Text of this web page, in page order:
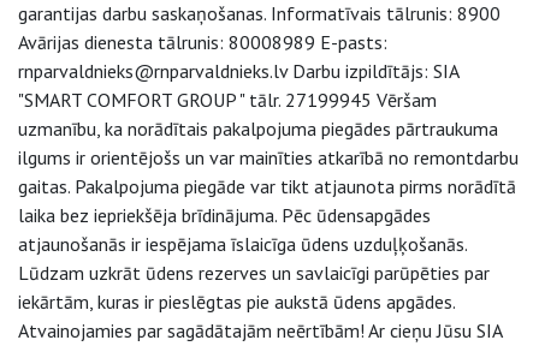
garantijas darbu saskaņošanas. Informatīvais tālrunis: 8900
Avārijas dienesta tālrunis: 80008989 E-pasts:
rnparvaldnieks@rnparvaldnieks.lv Darbu izpildītājs: SIA
"SMART COMFORT GROUP " tālr. 27199945 Vēršam
uzmanību, ka norādītais pakalpojuma piegādes pārtraukuma
ilgums ir orientējošs un var mainīties atkarībā no remontdarbu
gaitas. Pakalpojuma piegāde var tikt atjaunota pirms norādītā
laika bez iepriekšēja brīdinājuma. Pēc ūdensapgādes
atjaunošanās ir iespējama īslaicīga ūdens uzduļķošanās.
Lūdzam uzkrāt ūdens rezerves un savlaicīgi parūpēties par
iekārtām, kuras ir pieslēgtas pie aukstā ūdens apgādes.
Atvainojamies par sagādātajām neērtībām! Ar cieņu Jūsu SIA